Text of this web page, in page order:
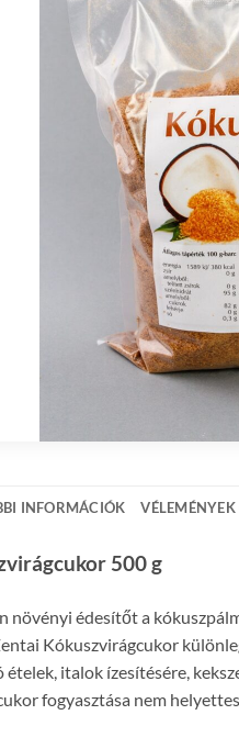
INFORMÁCIÓK
500 g
növényi édesítőt a
Kókuszvirágcukor
ételek, italok ízesítésére,
fogyasztása nem